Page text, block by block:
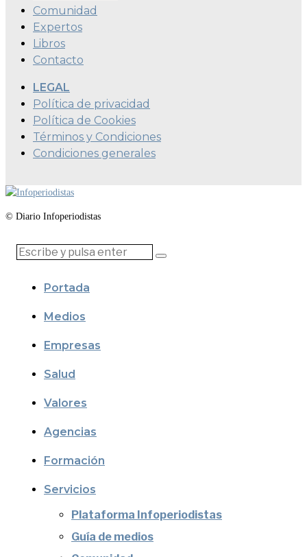
Comunidad
Expertos
Libros
Contacto
LEGAL
Política de privacidad
Política de Cookies
Términos y Condiciones
Condiciones generales
© Diario Infoperiodistas
Portada
Medios
Empresas
Salud
Valores
Agencias
Formación
Servicios
Plataforma Infoperiodistas
Guía de medios